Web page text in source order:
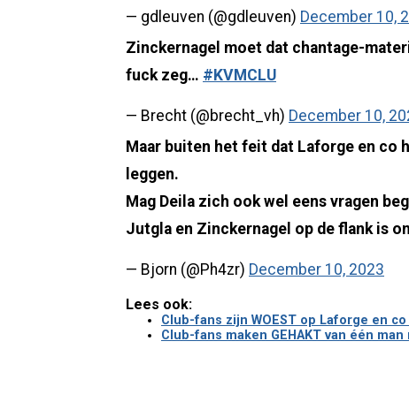
— gdleuven (@gdleuven) December 10,
Zinckernagel moet dat chantage-
fuck zeg… #KVMCLU
— Brecht (@brecht_vh) December 10,
Maar buiten het feit dat Laforge en co
leggen.
Mag Deila zich ook wel eens vragen
Jutgla en Zinckernagel op de flank is
— Bjorn (@Ph4zr) December 10, 2023
Lees ook:
Club-fans zijn WOEST op Laforge en
Club-fans maken GEHAKT van één